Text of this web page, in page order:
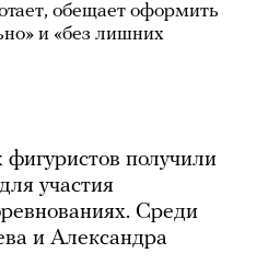
обещает оформить
и «без лишних
фигуристов получили
участия
Среди
и Александра